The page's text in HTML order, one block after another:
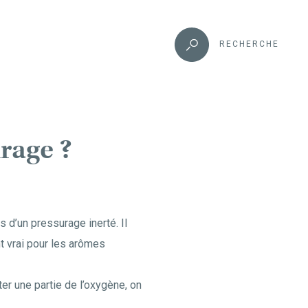
RECHERCHE
?
pressurage inerté. Il
vrai pour les arômes
une partie de l’oxygène, on